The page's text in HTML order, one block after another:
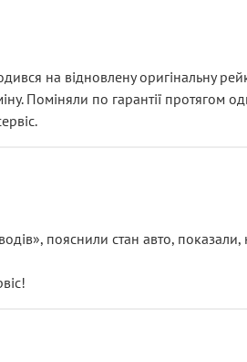
на відновлену оригінальну
Поміняли по гарантії протягом
пояснили стан авто, показали,